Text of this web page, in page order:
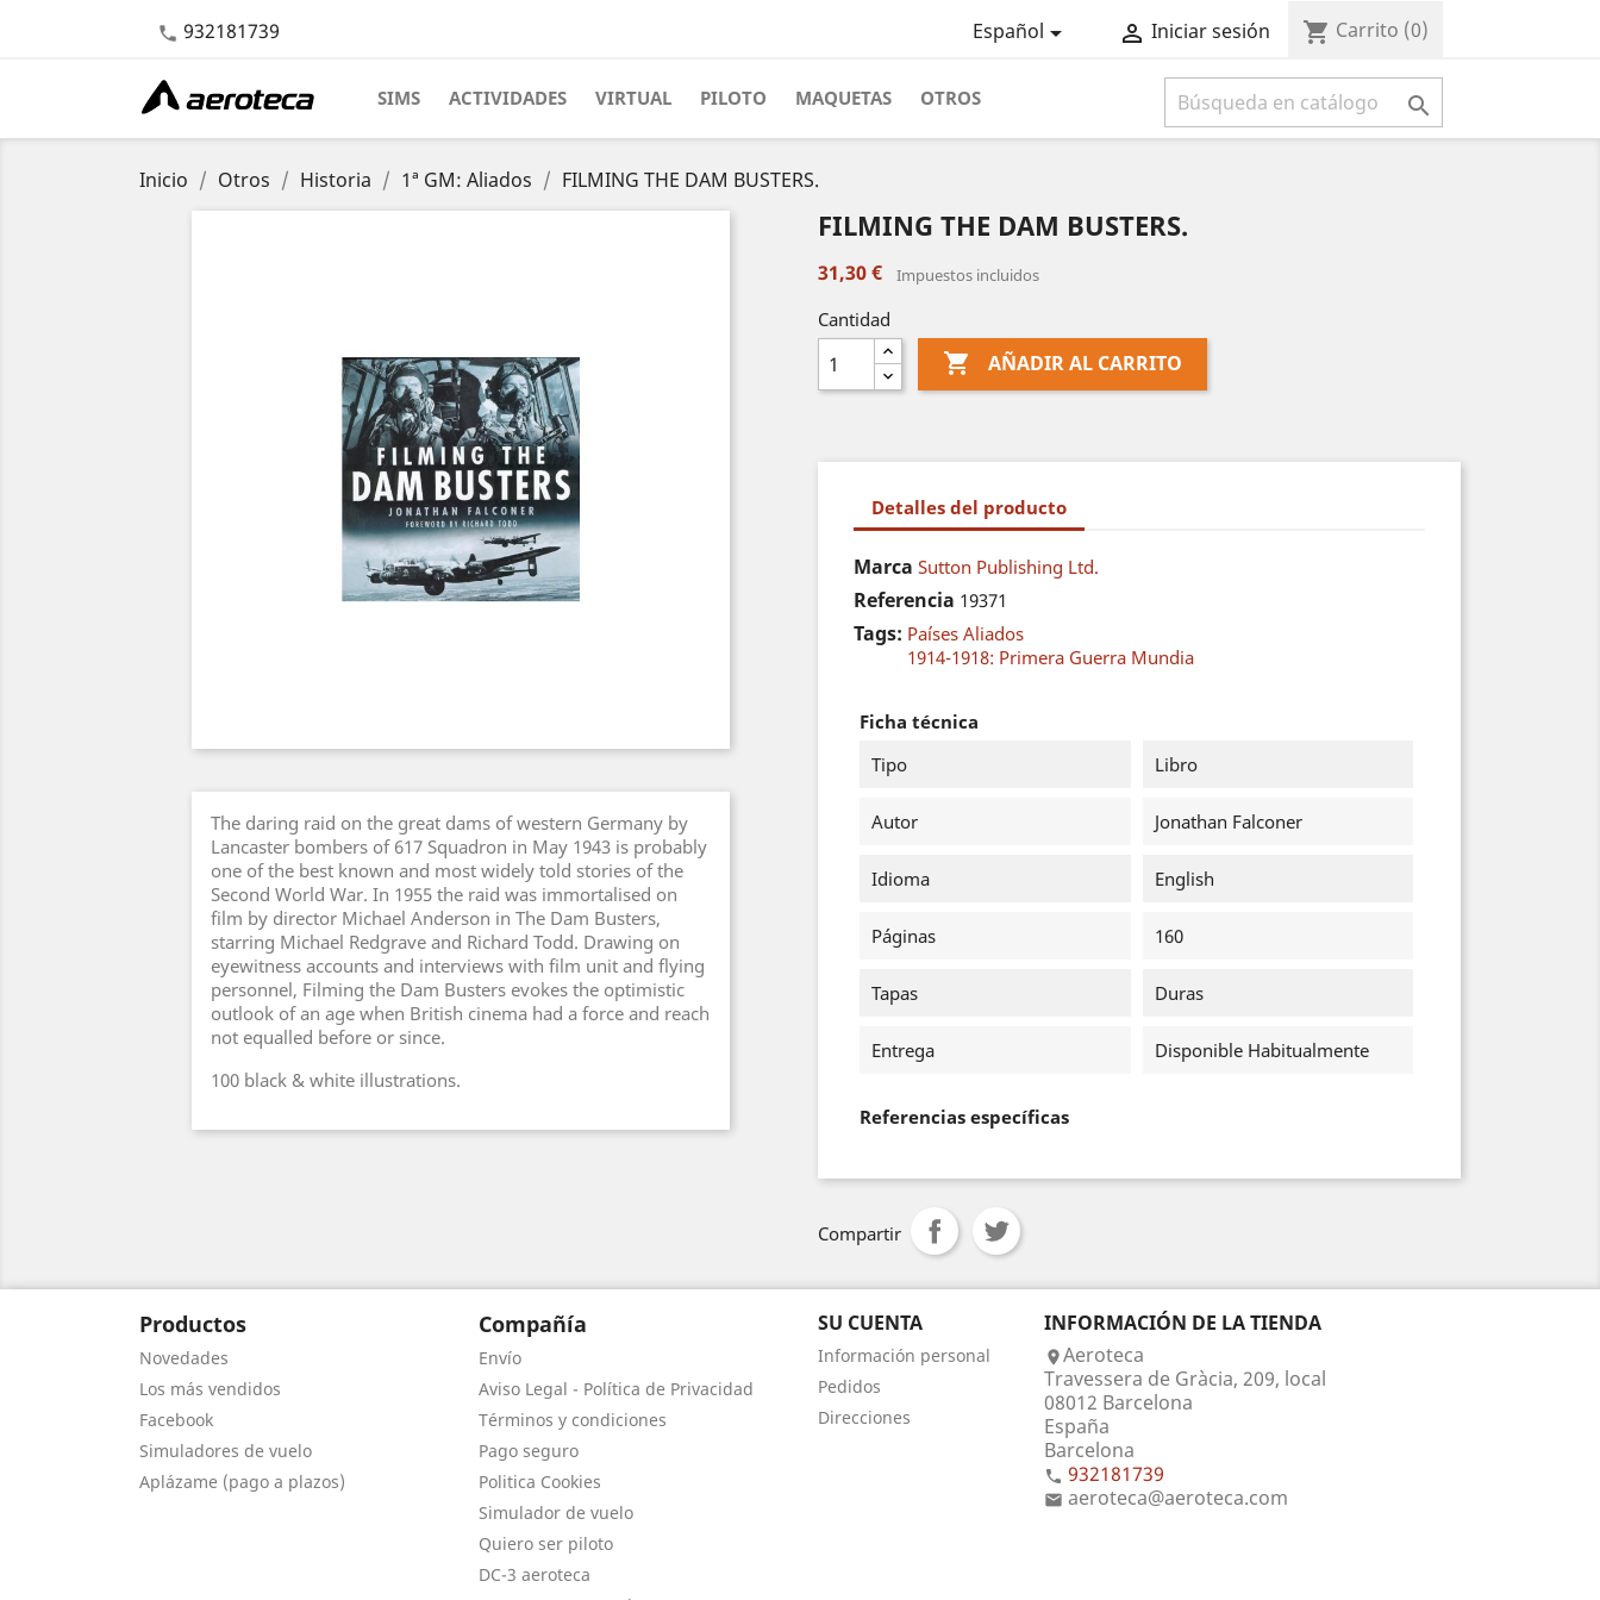
 932181739 Español  Iniciar sesión shopping_cart Carrito (0)
SIMS ACTIVIDADES VIRTUAL PILOTO MAQUETAS OTROS 
Inicio Otros Historia 1ª GM: Aliados FILMING THE DAM BUSTERS.
The daring raid on the great dams of western Germany by
Lancaster bombers of 617 Squadron in May 1943 is probably
one of the best known and most widely told stories of the
Second World War. In 1955 the raid was immortalised on
film by director Michael Anderson in The Dam Busters,
starring Michael Redgrave and Richard Todd. Drawing on
eyewitness accounts and interviews with film unit and flying
personnel, Filming the Dam Busters evokes the optimistic
outlook of an age when British cinema had a force and reach
not equalled before or since.
100 black & white illustrations.
FILMING THE DAM BUSTERS.
31,30 € Impuestos incluidos
Cantidad
 AÑADIR AL CARRITO
Detalles del producto
Marca Sutton Publishing Ltd.
Referencia 19371
Tags: Países Aliados
1914-1918: Primera Guerra Mundia
Ficha técnica
Tipo
Libro
Autor Jonathan Falconer
Idioma English
Páginas 160
Tapas Duras
Entrega Disponible Habitualmente
Referencias específicas
Compartir
Productos
Novedades
Los más vendidos
Facebook
Simuladores de vuelo
Aplázame (pago a plazos)
Compañía
Envío
Aviso Legal - Política de Privacidad
Términos y condiciones
Pago seguro
Politica Cookies
Simulador de vuelo
Quiero ser piloto
DC-3 aeroteca
SU CUENTA
Información personal
Pedidos
Direcciones
INFORMACIÓN DE LA TIENDA
Aeroteca
Travessera de Gràcia, 209, local
08012 Barcelona
España
Barcelona
 932181739
 aeroteca@aeroteca.com